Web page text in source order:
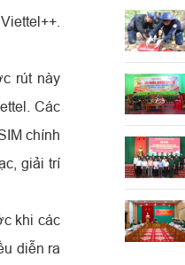
rút này
Các
chính
giải trí
khi các
diễn ra